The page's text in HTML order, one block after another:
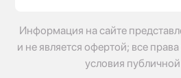
Информация на сайте
и не является офертой; все
условия